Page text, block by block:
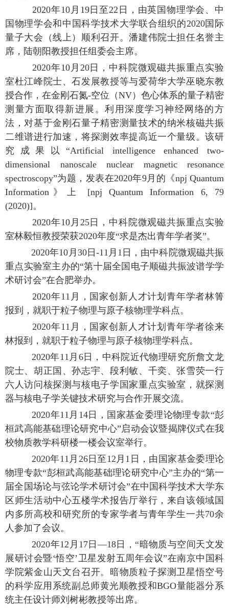
2020年10月19日至22日，由英国物理学会、中
国物理学会和中国科学技术大学联合组织的2020国际
量子大会（线上）顺利召开。潘建伟院士担任名誉主
席，陆朝阳教授担任组委会主席。
2020年10月20日，中科院微观磁共振重点实验
室杜江峰院士、石发展教授等与爱荷华大学巫晓东教
授合作，在金刚石氮-空位（NV）色心体系的量子精密
测量方面取得新进展。利用深度学习神经网络的方
法，对基于金刚石量子精密测量技术的纳米核磁共振
二维谱进行加速，将探测效率提高近一个量级。该研
究成果以“Artificial intelligence enhanced two-
dimensional nanoscale nuclear magnetic resonance
spectroscopy”为题，发表在2020年9月的《npj Quantum
Information》上 [npj Quantum Information 6, 79
(2020)]。
2020年10月25日，中科院微观磁共振重点实验
室林毅恒教授荣获2020年度“求是杰出青年学者奖”。
2020年10月30日-11月1日，由中科院微观磁共振
重点实验室主办的“第十届全国电子顺磁共振波谱学学
术研讨会”在合肥举办。
2020年11月，国家创新人才计划青年学者林箐
报到，就职于粒子物理与原子核物理学科点。
2020年11月，国家创新人才计划青年学者徐来
林报到，就职于粒子物理与原子核物理学科点。
2020年11月6日，中科院近代物理研究所詹文龙
院士、胡正国、孙志宇、段利敏、千奕、张雪荧一行
六人访问核探测与核电子学国家重点实验室，就探测
器与核电子学关键技术研究与合作开展交流。
2020年11月14日，国家基金委理论物理专款“彭
桓武高能基础理论研究中心”启动会议暨揭牌仪式在我
校物质教学科研楼一楼会议室举行。
2020年11月26日至12月1日，由国家基金委理论
物理专款“彭桓武高能基础理论研究中心”主办的“第一
届全国场论与弦论学术研讨会”在中国科学技术大学东
区师生活动中心五楼学术报告厅举行，来自该领域国
内多所高校和研究所的专家学者与青年学生一共70余
人参加了会议。
2020年12月17日—18日，“暗物质与空间天文发
展研讨会暨‘悟空’卫星发射五周年会议”在南京中国科
学院紫金山天文台召开。暗物质粒子探测卫星悟空号
的科学应用系统副总师黄光顺教授和BGO量能器分系
统主任设计师刘树彬教授等出席。